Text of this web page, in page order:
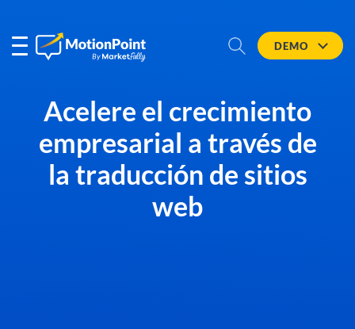
DEMO
Acelere el crecimiento
empresarial a través de
la traducción de sitios
web